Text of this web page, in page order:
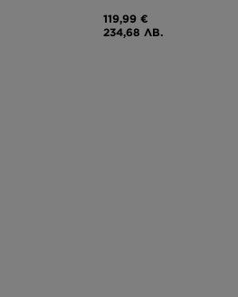
119,99 €
234,68 ЛВ.